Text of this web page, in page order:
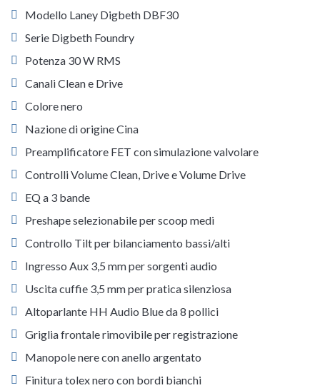
Modello Laney Digbeth DBF30
Serie Digbeth Foundry
Potenza 30 W RMS
Canali Clean e Drive
Colore nero
Nazione di origine Cina
Preamplificatore FET con simulazione valvolare
Controlli Volume Clean, Drive e Volume Drive
EQ a 3 bande
Preshape selezionabile per scoop medi
Controllo Tilt per bilanciamento bassi/alti
Ingresso Aux 3,5 mm per sorgenti audio
Uscita cuffie 3,5 mm per pratica silenziosa
Altoparlante HH Audio Blue da 8 pollici
Griglia frontale rimovibile per registrazione
Manopole nere con anello argentato
Finitura tolex nero con bordi bianchi